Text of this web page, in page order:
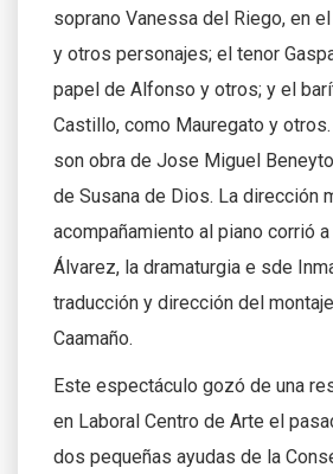
soprano Vanessa del Riego, en
y otros personajes; el tenor
papel de Alfonso y otros; y el
Castillo, como Mauregato y
son obra de Jose Miguel
de Susana de Dios. La dirección
acompañamiento al piano corrió
Álvarez, la dramaturgia e sde
traducción y dirección del
Caamaño.
Este espectáculo gozó de una
en Laboral Centro de Arte el
dos pequeñas ayudas de la